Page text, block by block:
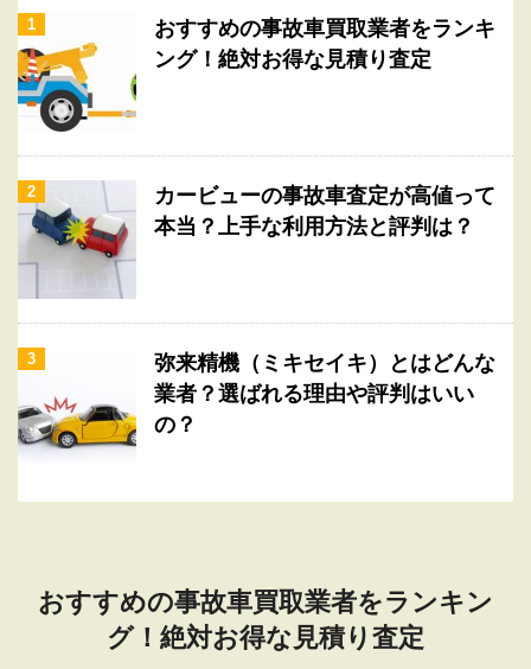
1
おすすめの事故車買取業者をランキ
ング！絶対お得な見積り査定
2
カービューの事故車査定が高値って
本当？上手な利用方法と評判は？
3
弥来精機（ミキセイキ）とはどんな
業者？選ばれる理由や評判はいい
の？
おすすめの事故車買取業者をランキン
グ！絶対お得な見積り査定